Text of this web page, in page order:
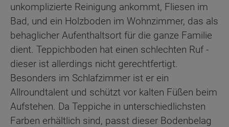
unkomplizierte Reinigung ankommt, Fliesen im
Bad, und ein Holzboden im Wohnzimmer, das als
behaglicher Aufenthaltsort für die ganze Familie
dient. Teppichboden hat einen schlechten Ruf -
dieser ist allerdings nicht gerechtfertigt.
Besonders im Schlafzimmer ist er ein
Allroundtalent und schützt vor kalten Füßen beim
Aufstehen. Da Teppiche in unterschiedlichsten
Farben erhältlich sind, passt dieser Bodenbelag